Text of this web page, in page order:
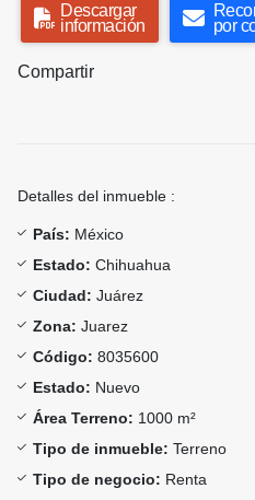
Descargar
información
por
Compartir
Detalles del inmueble :
País: México
Estado: Chihuahua
Ciudad: Juárez
Zona: Juarez
Código: 8035600
Estado: Nuevo
Área Terreno: 1000 m²
Tipo de inmueble: Terreno
Tipo de negocio: Renta